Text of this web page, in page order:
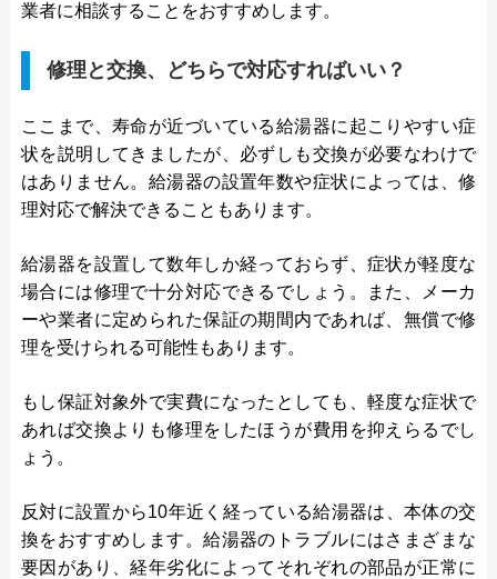
業者に相談することをおすすめします。
修理と交換、どちらで対応すればいい？
ここまで、寿命が近づいている給湯器に起こりやすい症
状を説明してきましたが、必ずしも交換が必要なわけで
はありません。給湯器の設置年数や症状によっては、修
理対応で解決できることもあります。
給湯器を設置して数年しか経っておらず、症状が軽度な
場合には修理で十分対応できるでしょう。また、メーカ
ーや業者に定められた保証の期間内であれば、無償で修
理を受けられる可能性もあります。
もし保証対象外で実費になったとしても、軽度な症状で
あれば交換よりも修理をしたほうが費用を抑えらるでし
ょう。
反対に設置から10年近く経っている給湯器は、本体の交
換をおすすめします。給湯器のトラブルにはさまざまな
要因があり、経年劣化によってそれぞれの部品が正常に